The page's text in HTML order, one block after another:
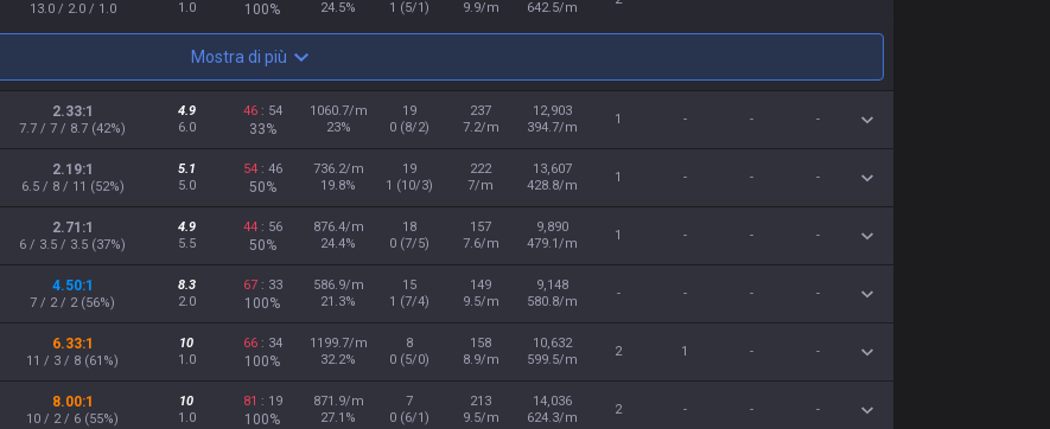
13.0 / 2.0 / 1.0
1.0
100%
24.5%
1 (5/1)
9.9/m
642.5/m
Mostra di più
2.33:1
7.7 / 7 / 8.7 (42%)
4.9
6.0
46: 54
33%
1060.7/m
23%
19
0 (8/2)
237
7.2/m
12,903
394.7/m
1 - - -
2.19:1
6.5 / 8 / 11 (52%)
5.1
5.0
54: 46
50%
736.2/m
19.8%
19
1 (10/3)
222
7/m
13,607
428.8/m
1 - - -
2.71:1
6 / 3.5 / 3.5 (37%)
4.9
5.5
44: 56
50%
876.4/m
24.4%
18
0 (7/5)
157
7.6/m
9,890
479.1/m
1 - - -
4.50:1
7 / 2 / 2 (56%)
8.3
2.0
67: 33
100%
586.9/m
21.3%
15
1 (7/4)
149
9.5/m
9,148
580.8/m
- - - -
6.33:1
11 / 3 / 8 (61%)
10
1.0
66: 34
100%
1199.7/m
32.2%
8
0 (5/0)
158
8.9/m
10,632
599.5/m
2 1 - -
8.00:1
10 / 2 / 6 (55%)
10
1.0
81 : 19
100%
871.9/m
27.1%
7
0 (6/1)
213
9.5/m
14,036
624.3/m
2 - - -